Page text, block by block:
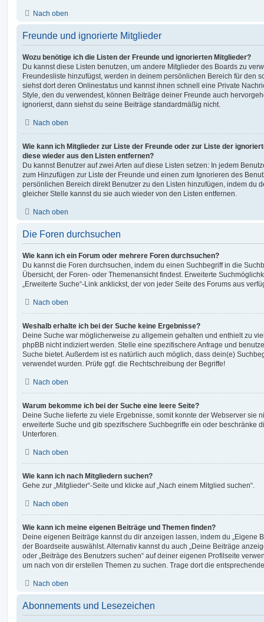
Nach oben
Freunde und ignorierte Mitglieder
Wozu benötige ich die Listen der Freunde und ignorierten Mitglieder?
Du kannst diese Listen benutzen, um andere Mitglieder des Boards zu
Freundesliste hinzufügst, werden in deinem persönlichen Bereich für den
siehst dort deren Onlinestatus und kannst ihnen schnell eine Private
Style, den du verwendest, können Beiträge deiner Freunde auch
ignorierst, dann siehst du seine Beiträge standardmäßig nicht.
Nach oben
Wie kann ich Mitglieder zur Liste der Freunde oder zur Liste der
diese wieder aus den Listen entfernen?
Du kannst Benutzer auf zwei Arten auf diese Listen setzen: In jedem
zum Hinzufügen zur Liste der Freunde und einen zum Ignorieren des
persönlichen Bereich direkt Benutzer zu den Listen hinzufügen, indem du
gleicher Stelle kannst du sie auch wieder von den Listen entfernen.
Nach oben
Die Foren durchsuchen
Wie kann ich ein Forum oder mehrere Foren durchsuchen?
Du kannst die Foren durchsuchen, indem du einen Suchbegriff in die
Übersicht, der Foren- oder Themenansicht findest. Erweiterte
„Erweiterte Suche“-Link anklickst, der von jeder Seite des Forums aus
Nach oben
Weshalb erhalte ich bei der Suche keine Ergebnisse?
Deine Suche war möglicherweise zu allgemein gehalten und enthielt zu
phpBB nicht indiziert werden. Stelle eine spezifischere Anfrage und
Suche bietet. Außerdem ist es natürlich auch möglich, dass dein(e)
verwendet wurden. Prüfe ggf. die Rechtschreibung der Begriffe!
Nach oben
Warum bekomme ich bei der Suche eine leere Seite?
Deine Suche lieferte zu viele Ergebnisse, somit konnte der Webserver sie
erweiterte Suche und gib spezifischere Suchbegriffe ein oder beschränke
Unterforen.
Nach oben
Wie kann ich nach Mitgliedern suchen?
Gehe zur „Mitglieder“-Seite und klicke auf „Nach einem Mitglied suchen“.
Nach oben
Wie kann ich meine eigenen Beiträge und Themen finden?
Deine eigenen Beiträge kannst du dir anzeigen lassen, indem du „Eigene
der Boardseite auswählst. Alternativ kannst du auch „Deine Beiträge
oder „Beiträge des Benutzers suchen“ auf deiner eigenen Profilseite
um nach von dir erstellen Themen zu suchen. Trage dort die
Nach oben
Abonnements und Lesezeichen